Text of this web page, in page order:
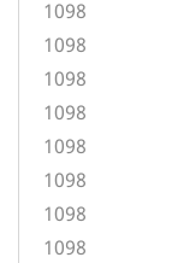
1098
1098
1098
1098
1098
1098
1098
1098